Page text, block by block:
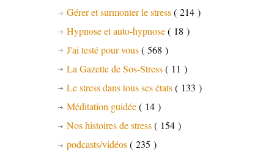
Gérer et surmonter le stress( 214 )
Hypnose et auto-hypnose( 18 )
J'ai testé pour vous( 568 )
La Gazette de Sos-Stress( 11 )
Le stress dans tous ses états( 133 )
Méditation guidée( 14 )
Nos histoires de stress( 154 )
podcasts/vidéos( 235 )